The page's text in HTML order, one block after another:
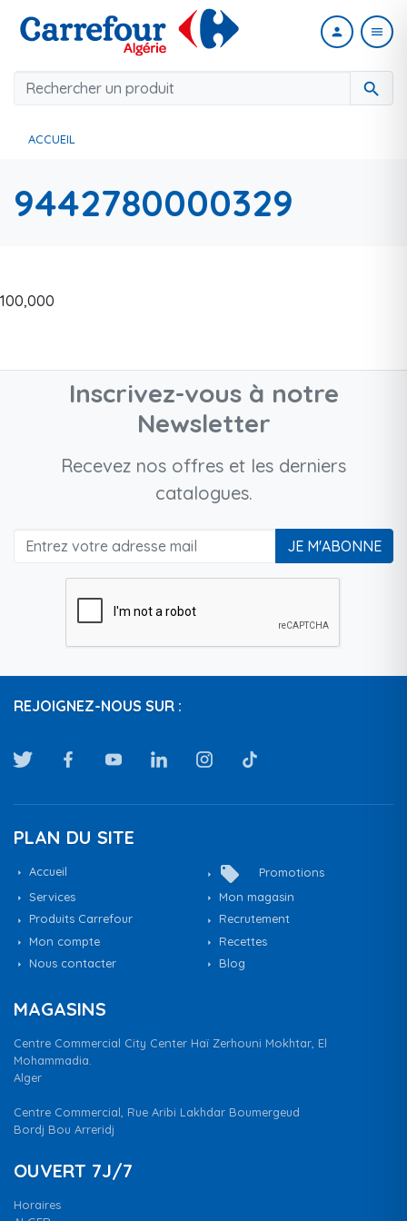
search
person menu
ACCUEIL
9442780000329
100,000
Inscrivez-vous à notre
Newsletter
Recevez nos offres et les derniers
catalogues.
JE M'ABONNE
REJOIGNEZ-NOUS SUR :
PLAN DU SITE
Accueil local_offer
Promotions
Services
Mon magasin
Produits Carrefour
Recrutement
Mon compte
Recettes
Nous contacter
Blog
MAGASINS
Centre Commercial City Center Haï Zerhouni Mokhtar, El
Mohammadia.
Alger
Centre Commercial, Rue Aribi Lakhdar Boumergeud
Bordj Bou Arreridj
OUVERT 7J/7
Horaires